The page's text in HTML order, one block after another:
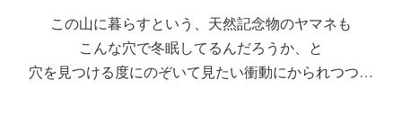
この山に暮らすという、天然記念物のヤマネも
こんな穴で冬眠してるんだろうか、と
穴を見つける度にのぞいて見たい衝動にかられつつ…